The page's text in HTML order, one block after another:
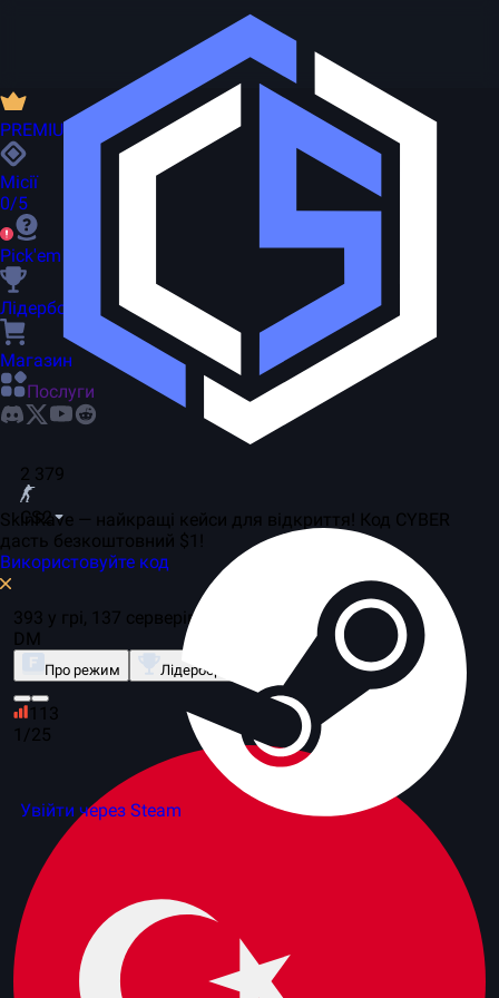
2 379
CS2
Увійти через Steam
PREMIUM
Місії
0/5
Pick'em
Лідерборд
Магазин
Послуги
SkinRave — найкращі кейси для відкриття! Код CYBER
дасть безкоштовний $1!
Використовуйте код
393 у грі, 137 серверів
DM
Про режим Лідерборд
113
1/25